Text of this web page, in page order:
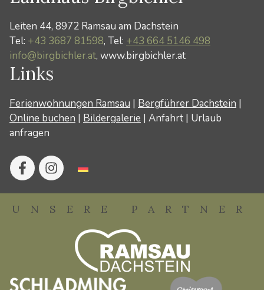
Leiten 44, 8972 Ramsau am Dachstein
Tel: +43 3687 81598, Tel: +43 664 5146 498
info@birgbichler.at, www.birgbichler.at
Links
Ferienwohnungen Ramsau | Bergführer Dachstein |
Online buchen | Bildergalerie | Anfahrt | Urlaub
anfragen
UNSERE PARTNER